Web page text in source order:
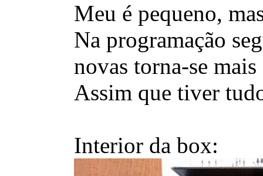
Meu é pequeno,
Na programação
novas torna-se
Assim que tiver
Interior da box: